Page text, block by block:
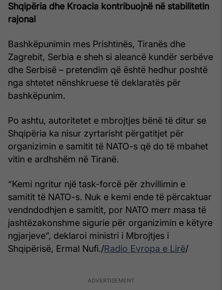
Shqipëria dhe Kroacia kontribuojnë në stabilitetin
rajonal
Bashkëpunimin mes Prishtinës, Tiranës dhe
Zagrebit, Serbia e sheh si aleancë kundër serbëve
dhe Serbisë – pretendim që është hedhur poshtë
nga shtetet nënshkruese të deklaratës për
bashkëpunim.
Po ashtu, autoritetet e mbrojtjes bënë të ditur se
Shqipëria ka nisur zyrtarisht përgatitjet për
organizimin e samitit të NATO-s që do të mbahet
vitin e ardhshëm në Tiranë.
“Kemi ngritur një task-forcë për zhvillimin e
samitit të NATO-s. Nuk e kemi ende të përcaktuar
vendndodhjen e samitit, por NATO merr masa të
jashtëzakonshme sigurie për organizimin e këtyre
ngjarjeve”, deklaroi ministri i Mbrojtjes i
Shqipërisë, Ermal Nufi./Radio Evropa e Lirë/